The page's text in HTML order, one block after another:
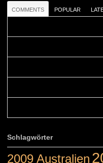
COMMENTS POPULAR
Schlagwörter
2009 Australien